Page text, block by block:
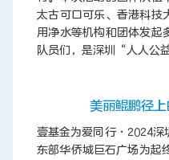
太古可口可乐、香港科技
用净水等机构和团体发起
队员们，是深圳“人人公
美丽鲲鹏径
壹基金为爱同行·2024深
东部华侨城巨石广场为起